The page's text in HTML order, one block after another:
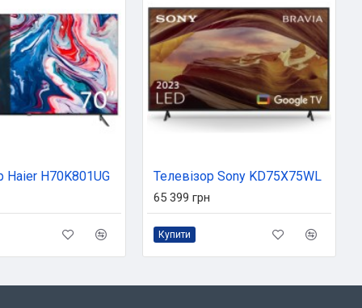
Haier H70K801UG Телевізор Sony KD75X75WL
65 399 грн
Купити